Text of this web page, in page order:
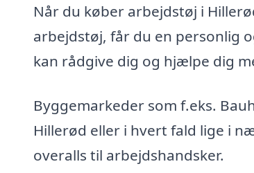
Når du køber arbejdstøj i
arbejdstøj, får du en personlig
kan rådgive dig og hjælpe dig
Byggemarkeder som f.eks.
Hillerød eller i hvert fald lige i
overalls til arbejdshandsker.